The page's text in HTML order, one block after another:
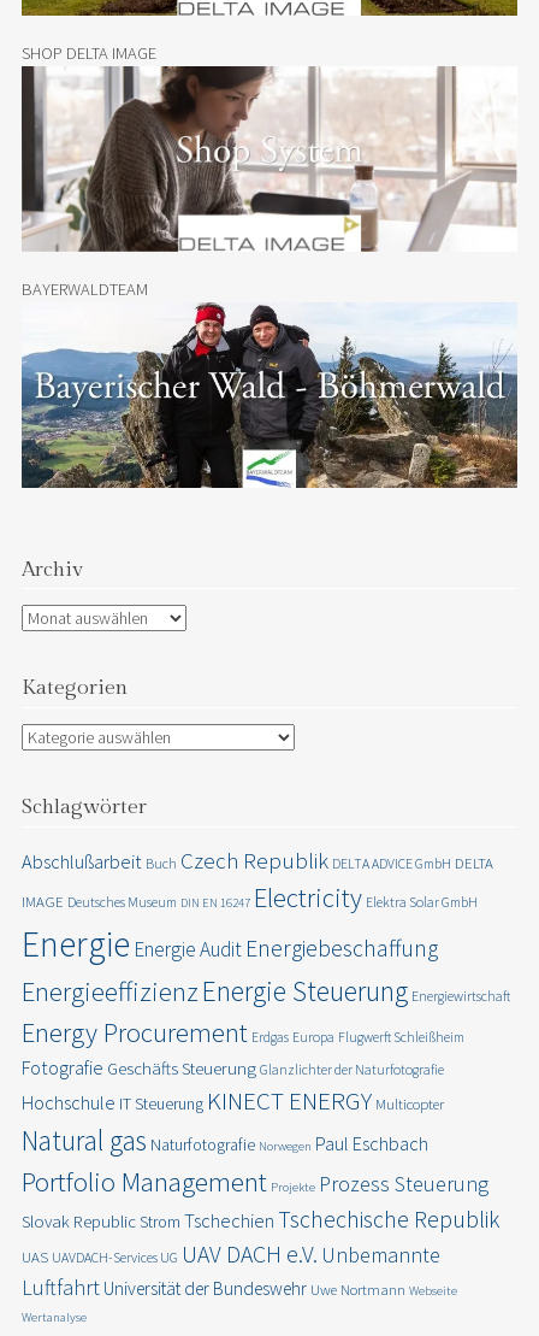
SHOP DELTA IMAGE
BAYERWALDTEAM
Archiv
Archiv
Kategorien
Kategorien
Schlagwörter
Abschlußarbeit Buch Czech Republik DELTA ADVICE GmbH DELTA
IMAGE Deutsches Museum DIN EN 16247 Electricity Elektra Solar GmbH
Energie Energie Audit Energiebeschaffung
EnergieeffizienzEnergie Steuerung Energiewirtschaft
Energy Procurement Erdgas Europa Flugwerft Schleißheim
Fotografie Geschäfts Steuerung Glanzlichter der Naturfotografie
Hochschule IT Steuerung KINECT ENERGY Multicopter
Natural gas Naturfotografie Norwegen Paul Eschbach
Portfolio Management Projekte Prozess Steuerung
Slovak RepublicStrom Tschechien Tschechische Republik
UAS UAVDACH-Services UG UAV DACH e.V. Unbemannte
Luftfahrt Universität der Bundeswehr Uwe Nortmann Webseite
Wertanalyse